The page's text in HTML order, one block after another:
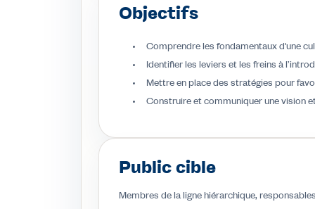
Objectifs
Comprendre les fondamentaux d'une
Identifier les leviers et les freins à
Mettre en place des stratégies pour
Construire et communiquer une vision
Public cible
Membres de la ligne hiérarchique,